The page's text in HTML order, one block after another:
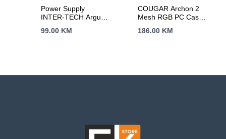
Power Supply
INTER-TECH Argus
86.3%, dual rail
4xSATA, 4xMolex,
99.00 KM
COUGAR Archon 2
Mesh RGB PC Case,
186.00 KM